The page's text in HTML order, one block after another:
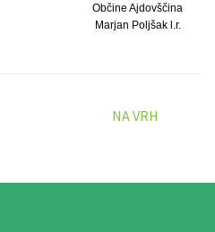
Občine Ajdovščina
Marjan Poljšak l.r.
NA VRH